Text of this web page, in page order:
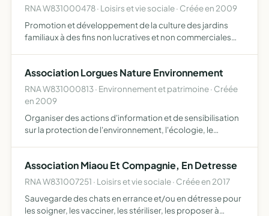
RNA W831000478 · Loisirs et vie sociale · Créée en 2009
Promotion et développement de la culture des jardins
familiaux à des fins non lucratives et non commerciales
Association Lorgues Nature Environnement
RNA W831000813 · Environnement et patrimoine · Créée
en 2009
Organiser des actions d'information et de sensibilisation
sur la protection de l'environnement, l'écologie, le
débats, exp…
Association Miaou Et Compagnie, En Detresse
RNA W831007251 · Loisirs et vie sociale · Créée en 2017
Sauvegarde des chats en errance et/ou en détresse pour
les soigner, les vacciner, les stériliser, les proposer à